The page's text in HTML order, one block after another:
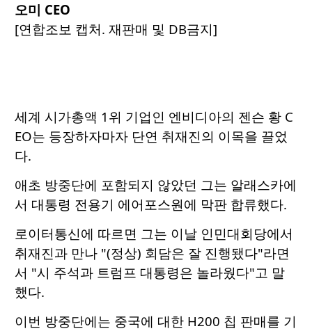
오미 CEO
[연합조보 캡처. 재판매 및 DB금지]
세계 시가총액 1위 기업인 엔비디아의 젠슨 황 C
EO는 등장하자마자 단연 취재진의 이목을 끌었
다.
애초 방중단에 포함되지 않았던 그는 알래스카에
서 대통령 전용기 에어포스원에 막판 합류했다.
로이터통신에 따르면 그는 이날 인민대회당에서
취재진과 만나 "(정상) 회담은 잘 진행됐다"라면
서 "시 주석과 트럼프 대통령은 놀라웠다"고 말
했다.
이번 방중단에는 중국에 대한 H200 칩 판매를 기